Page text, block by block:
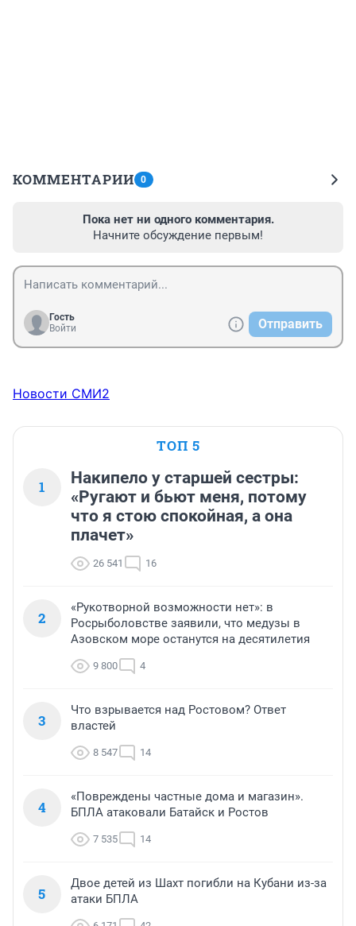
КОММЕНТАРИИ 0
Пока нет ни одного комментария.
Начните обсуждение первым!
Гость
Войти
Отправить
Новости СМИ2
ТОП 5
1
Накипело у старшей сестры:
«Ругают и бьют меня, потому
что я стою спокойная, а она
плачет»
26 541 16
2
«Рукотворной возможности нет»: в
Росрыболовстве заявили, что медузы в
Азовском море останутся на десятилетия
9 800 4
3
Что взрывается над Ростовом? Ответ
властей
8 547 14
4
«Повреждены частные дома и магазин».
БПЛА атаковали Батайск и Ростов
7 535 14
5
Двое детей из Шахт погибли на Кубани из-за
атаки БПЛА